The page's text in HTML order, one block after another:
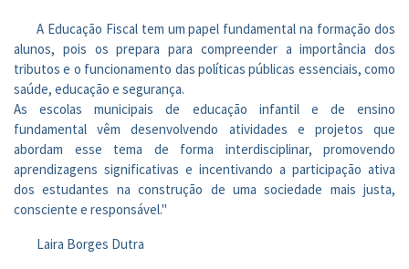
A Educação Fiscal tem um papel fundamental na formação dos
alunos, pois os prepara para compreender a importância dos
tributos e o funcionamento das políticas públicas essenciais, como
saúde, educação e segurança.
As escolas municipais de educação infantil e de ensino
fundamental vêm desenvolvendo atividades e projetos que
abordam esse tema de forma interdisciplinar, promovendo
aprendizagens significativas e incentivando a participação ativa
dos estudantes na construção de uma sociedade mais justa,
consciente e responsável."
Laira Borges Dutra